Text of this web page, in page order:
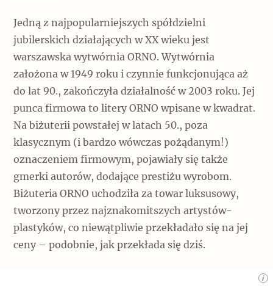
Jedną z najpopularniejszych spółdzielni
jubilerskich działających w XX wieku jest
warszawska wytwórnia ORNO. Wytwórnia
założona w 1949 roku i czynnie funkcjonująca aż
do lat 90., zakończyła działalność w 2003 roku. Jej
punca firmowa to litery ORNO wpisane w kwadrat.
Na biżuterii powstałej w latach 50., poza
klasycznym (i bardzo wówczas pożądanym!)
oznaczeniem firmowym, pojawiały się także
gmerki autorów, dodające prestiżu wyrobom.
Biżuteria ORNO uchodziła za towar luksusowy,
tworzony przez najznakomitszych artystów-
plastyków, co niewątpliwie przekładało się na jej
ceny – podobnie, jak przekłada się dziś.